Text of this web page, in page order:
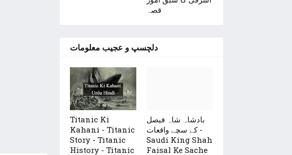
قصہ
دلچسپ و عجیب معلومات
Titanic Ki
Kahani - Titanic
Story - Titanic
History - Titanic
بادشاہ شاہ فیصل
کے سچے واقعات -
Saudi King Shah
Faisal Ke Sache